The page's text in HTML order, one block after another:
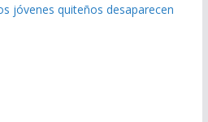
jóvenes quiteños desaparecen